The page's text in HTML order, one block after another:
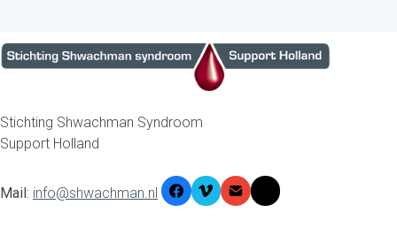
Stichting Shwachman Syndroom
Support Holland
Mail: info@shwachman.nl